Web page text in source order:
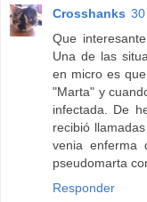
Crosshanks
Que
Una de las
en micro es
"Marta" y
infectada. De
recibió
venia
pseudomarta
Responder